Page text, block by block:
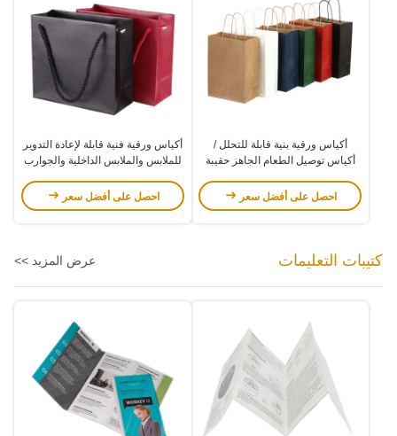
أكياس ورقية بنية قابلة للتحلل /
أكياس توصيل الطعام الجاهز حقيبة
احصل على أفضل سعر
أكياس ورقية فنية قابلة لإعادة التدوير
للملابس والملابس الداخلية والجوارب
مشبك معدني
احصل على أفضل سعر
كتيبات التعليمات عرض المزيد >>